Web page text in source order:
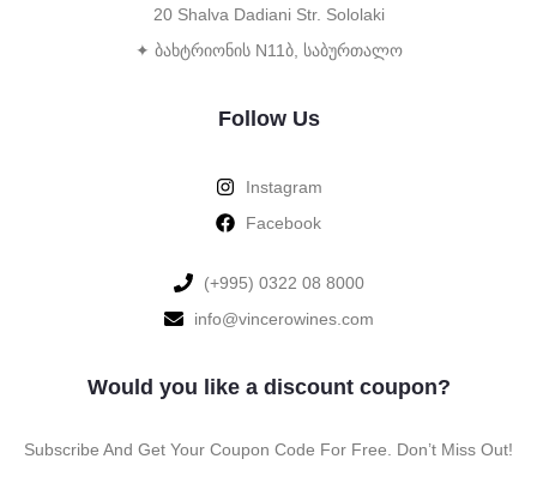
20 Shalva Dadiani Str. Sololaki
✦ ბახტრიონის N11ბ, საბურთალო
Follow Us
Instagram
Facebook
‪(+995) 0322 08 8000‬‬
info@vincerowines.com
Would you like a discount coupon?
Subscribe And Get Your Coupon Code For Free. Don’t Miss Out!